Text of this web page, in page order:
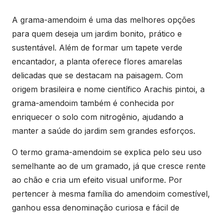
A grama-amendoim é uma das melhores opções
para quem deseja um jardim bonito, prático e
sustentável. Além de formar um tapete verde
encantador, a planta oferece flores amarelas
delicadas que se destacam na paisagem. Com
origem brasileira e nome científico Arachis pintoi, a
grama-amendoim também é conhecida por
enriquecer o solo com nitrogênio, ajudando a
manter a saúde do jardim sem grandes esforços.
O termo grama-amendoim se explica pelo seu uso
semelhante ao de um gramado, já que cresce rente
ao chão e cria um efeito visual uniforme. Por
pertencer à mesma família do amendoim comestível,
ganhou essa denominação curiosa e fácil de